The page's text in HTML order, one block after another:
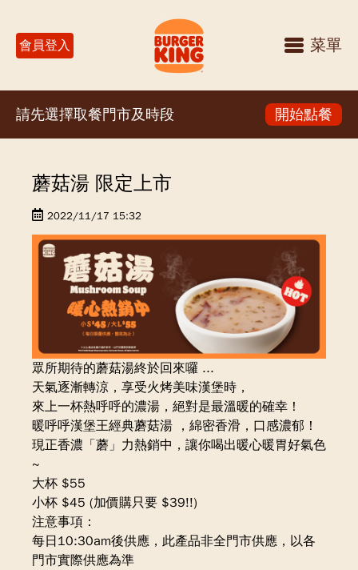
會員登入 菜單
請先選擇取餐門市及時段 開始點餐
蘑菇湯 限定上市
2022/11/17 15:32
眾所期待的蘑菇湯終於回來囉 ...
天氣逐漸轉涼，享受火烤美味漢堡時，
來上一杯熱呼呼的濃湯，絕對是最溫暖的確幸！
暖呼呼漢堡王經典蘑菇湯 ，綿密香滑，口感濃郁！
現正香濃「蘑」力熱銷中，讓你喝出暖心暖胃好氣色
~
大杯 $55
小杯 $45 (加價購只要 $39!!)
注意事項：
️每日10:30am後供應，此產品非全門市供應，以各
門市實際供應為準